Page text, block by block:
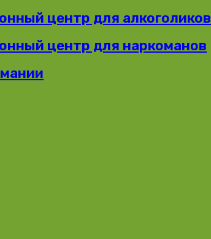
центр для алкоголиков
центр для наркоманов